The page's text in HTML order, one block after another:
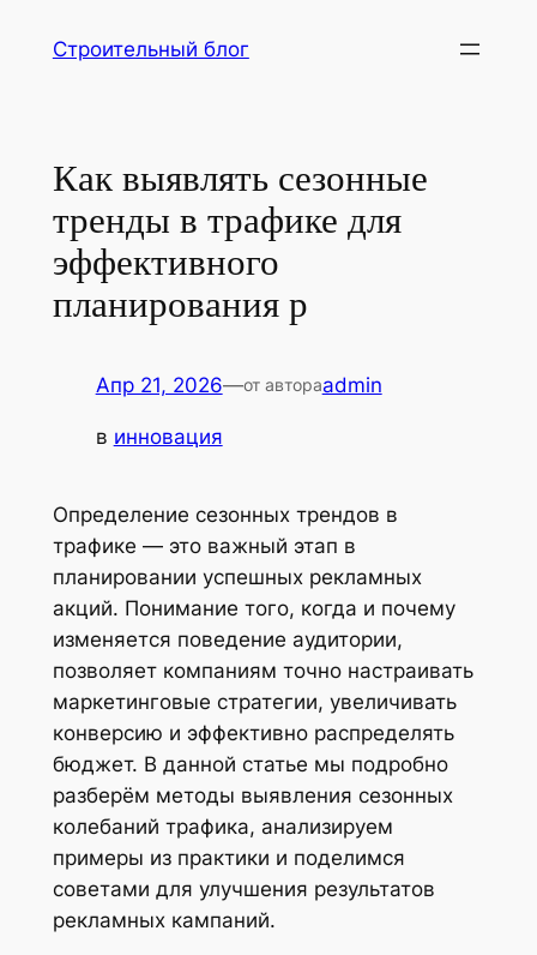
Строительный блог
Как выявлять сезонные
тренды в трафике для
эффективного
планирования р
Апр 21, 2026—от автораadmin
в инновация
Определение сезонных трендов в
трафике — это важный этап в
планировании успешных рекламных
акций. Понимание того, когда и почему
изменяется поведение аудитории,
позволяет компаниям точно настраивать
маркетинговые стратегии, увеличивать
конверсию и эффективно распределять
бюджет. В данной статье мы подробно
разберём методы выявления сезонных
колебаний трафика, анализируем
примеры из практики и поделимся
советами для улучшения результатов
рекламных кампаний.